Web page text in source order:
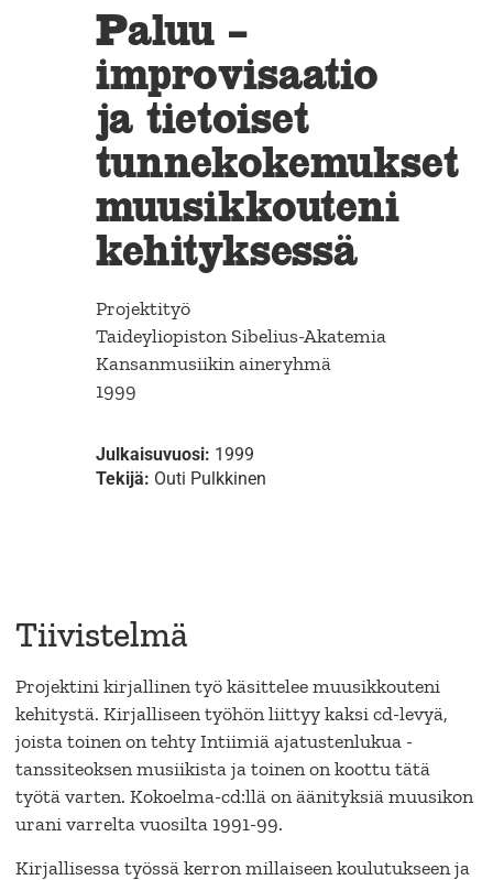
Paluu –
improvisaatio
ja tietoiset
tunnekokemukset
muusikkouteni
kehityksessä
Projektityö
Taideyliopiston Sibelius-Akatemia
Kansanmusiikin aineryhmä
1999
Julkaisuvuosi: 1999
Tekijä: Outi Pulkkinen
Tiivistelmä
Projektini kirjallinen työ käsittelee muusikkouteni
kehitystä. Kirjalliseen työhön liittyy kaksi cd-levyä,
joista toinen on tehty Intiimiä ajatustenlukua -
tanssiteoksen musiikista ja toinen on koottu tätä
työtä varten. Kokoelma-cd:llä on äänityksiä muusikon
urani varrelta vuosilta 1991-99.
Kirjallisessa työssä kerron millaiseen koulutukseen ja